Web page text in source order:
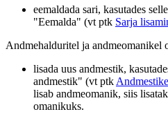
eemaldada sari, kasutades
"Eemalda" (vt ptk Sarja
Andmehalduritel ja andmeomanikel
lisada uus andmestik,
andmestik" (vt ptk
lisab andmeomanik, siis
omanikuks.